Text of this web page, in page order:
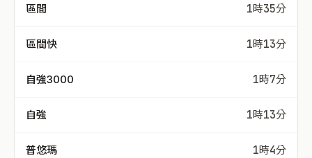
區間 1時35分
區間快 1時13分
自強3000 1時7分
自強 1時13分
普悠瑪 1時4分